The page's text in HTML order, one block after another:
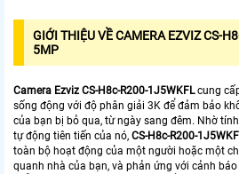
GIỚI THIỆU VỀ CAMERA EZVIZ CS-
5MP
Camera Ezviz CS-H8c-R200-1J5WKFLcung
sống động với độ phân giải 3K để đảm bảo
của bạn bị bỏ qua, từ ngày sang đêm. Nhờ
tự động tiên tiến của nó, CS-H8c-R200-
toàn bộ hoạt động của một người hoặc một
quanh nhà của bạn, và phản ứng với cảnh